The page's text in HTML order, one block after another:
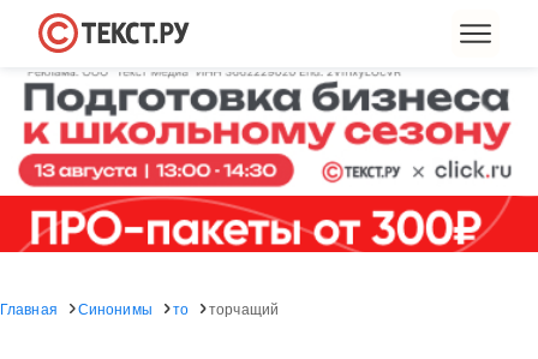
Главная Синонимы то торчащий